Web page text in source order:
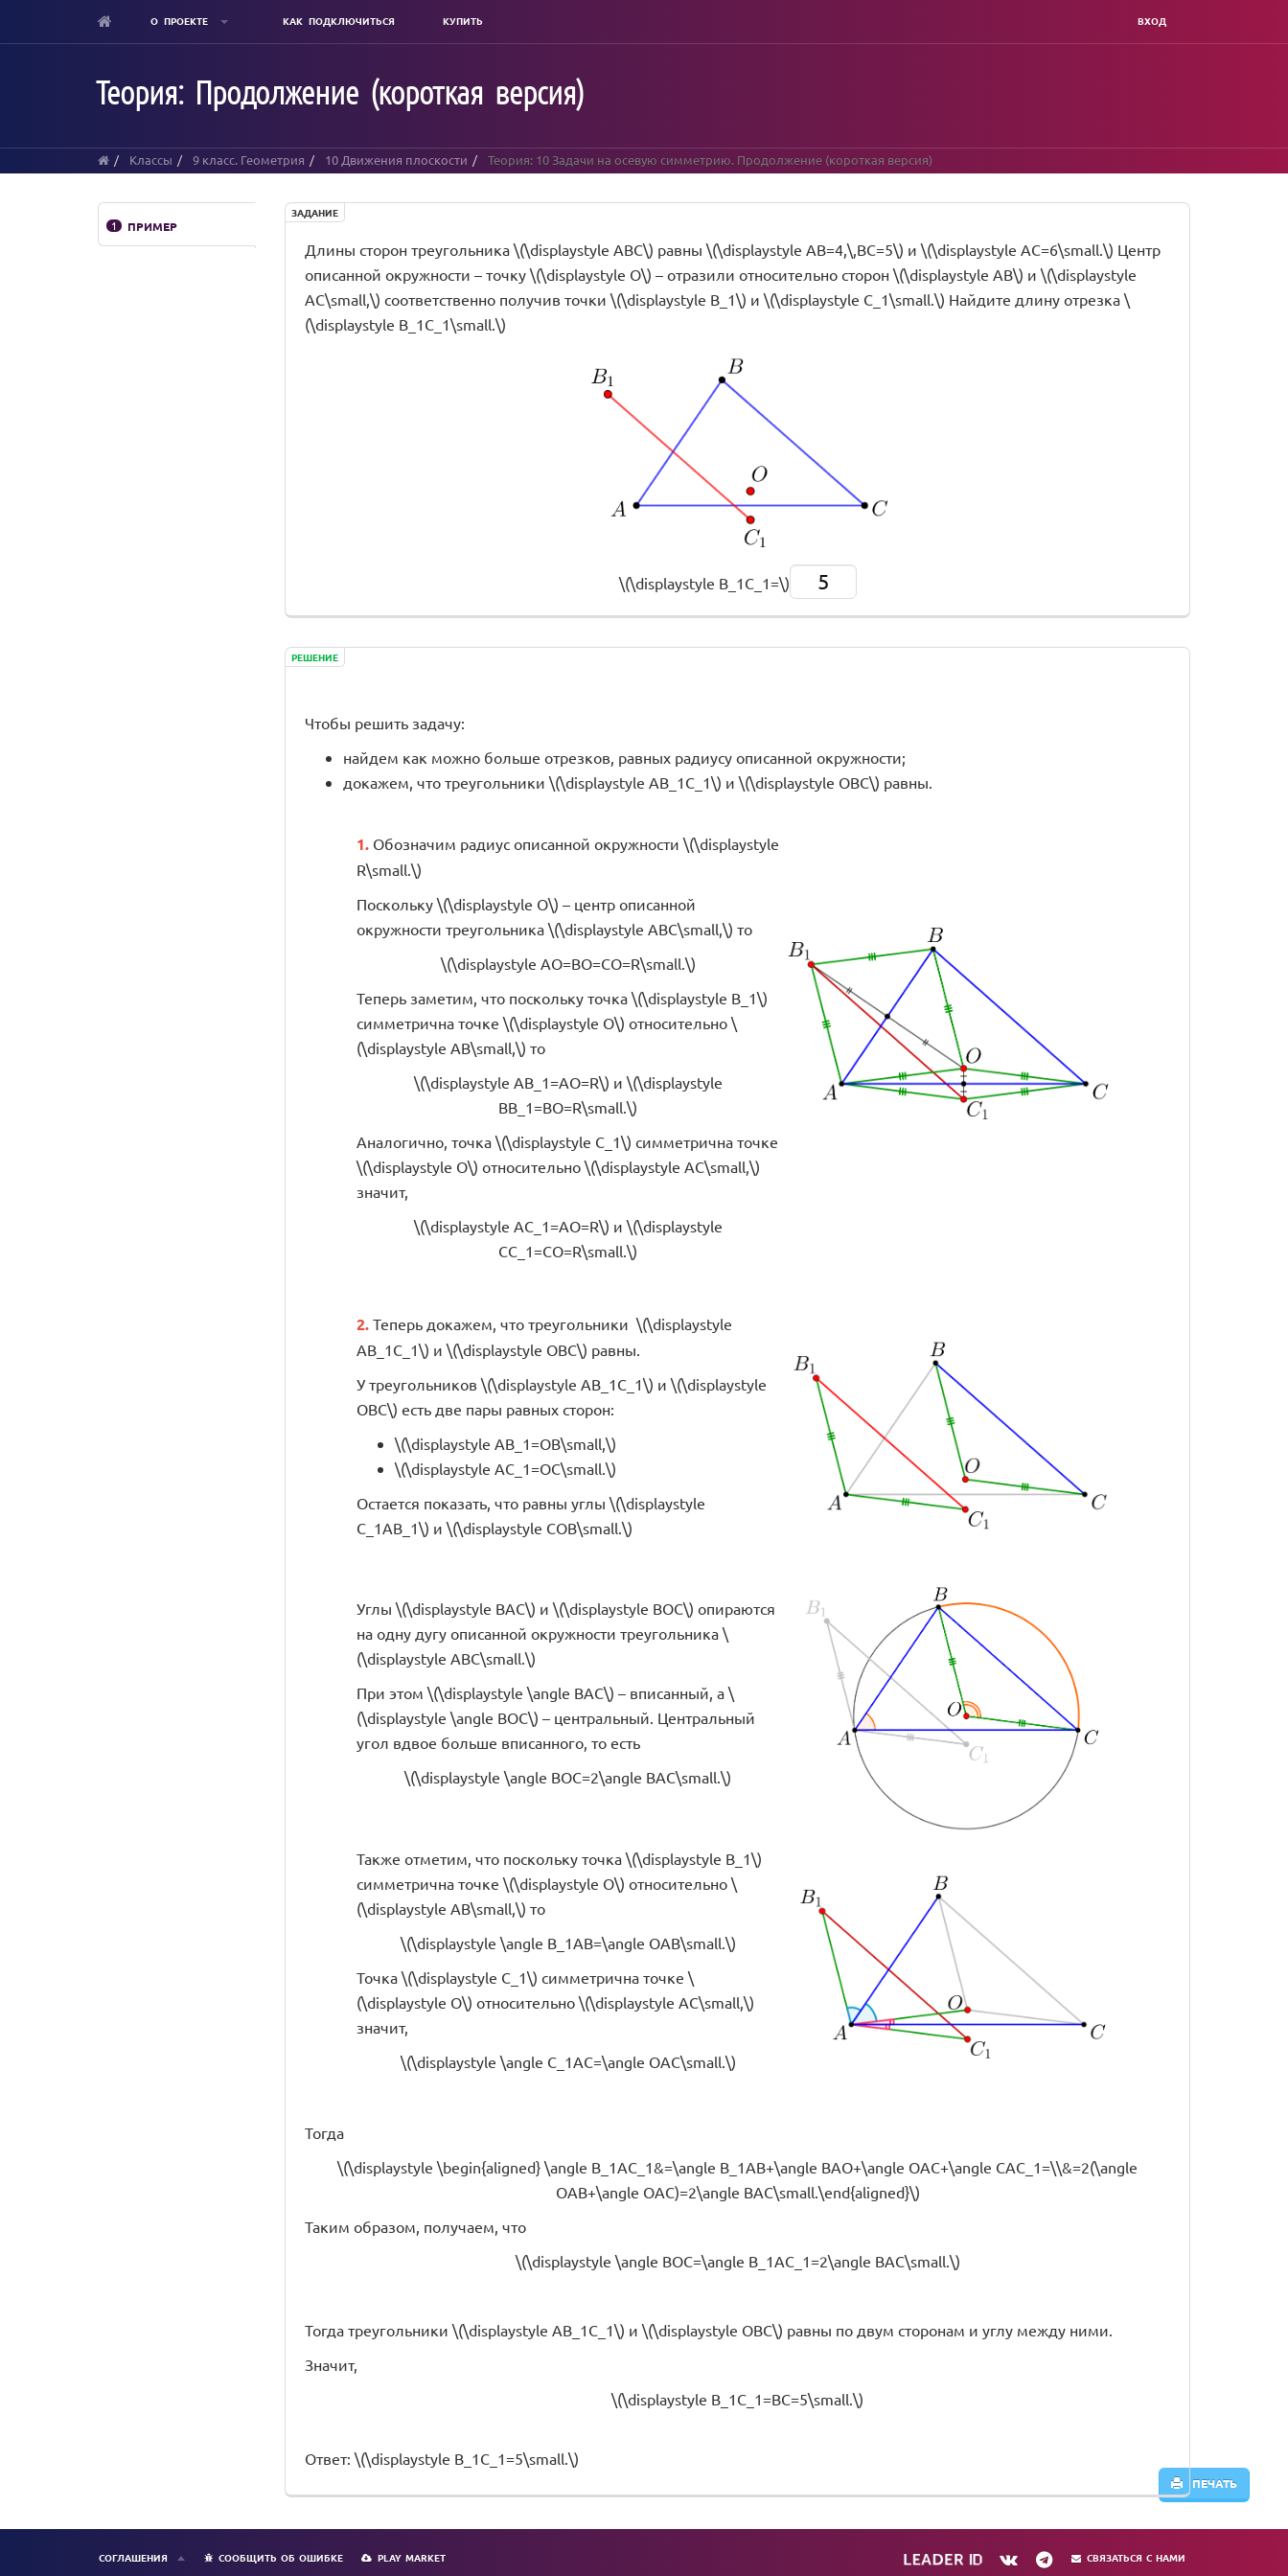
О ПРОЕКТЕ КАК ПОДКЛЮЧИТЬСЯ КУПИТЬ ВХОД
Теория: Продолжение (короткая версия)
Классы 9 класс. Геометрия 10 Движения плоскости Теория: 10 Задачи на осевую симметрию. Продолжение (короткая версия)
ПЕЧАТЬ
1 ПРИМЕР
ЗАДАНИЕ
Длины сторон треугольника \(\displaystyle ABC\) равны \(\displaystyle AB=4,\,BC=5\) и \(\displaystyle AC=6\small.\) Центр
описанной окружности – точку \(\displaystyle O\) – отразили относительно сторон \(\displaystyle AB\) и \(\displaystyle
AC\small,\) соответственно получив точки \(\displaystyle B_1\) и \(\displaystyle C_1\small.\) Найдите длину отрезка \
(\displaystyle B_1C_1\small.\)
\(\displaystyle B_1C_1=\) 5
РЕШЕНИЕ
Чтобы решить задачу:
найдем как можно больше отрезков, равных радиусу описанной окружности;
докажем, что треугольники \(\displaystyle AB_1C_1\) и \(\displaystyle OBC\) равны.
1.Обозначим радиус описанной окружности \(\displaystyle
R\small.\)
Поскольку \(\displaystyle O\) – центр описанной
окружности треугольника \(\displaystyle ABC\small,\) то
\(\displaystyle AO=BO=CO=R\small.\)
Теперь заметим, что поскольку точка \(\displaystyle B_1\)
симметрична точке \(\displaystyle O\) относительно \
(\displaystyle AB\small,\) то
\(\displaystyle AB_1=AO=R\) и \(\displaystyle
BB_1=BO=R\small.\)
Аналогично, точка \(\displaystyle C_1\) симметрична точке
\(\displaystyle O\) относительно \(\displaystyle AC\small,\)
значит,
\(\displaystyle AC_1=AO=R\) и \(\displaystyle
CC_1=CO=R\small.\)
2.Теперь докажем, что треугольники \(\displaystyle
AB_1C_1\) и \(\displaystyle OBC\) равны.
У треугольников \(\displaystyle AB_1C_1\) и \(\displaystyle
OBC\) есть две пары равных сторон:
\(\displaystyle AB_1=OB\small,\)
\(\displaystyle AC_1=OC\small.\)
Остается показать, что равны углы \(\displaystyle
C_1AB_1\) и \(\displaystyle COB\small.\)
Углы \(\displaystyle BAC\) и \(\displaystyle BOC\) опираются
на одну дугу описанной окружности треугольника \
(\displaystyle ABC\small.\)
При этом \(\displaystyle \angle BAC\) – вписанный, а \
(\displaystyle \angle BOC\) – центральный. Центральный
угол вдвое больше вписанного, то есть
\(\displaystyle \angle BOC=2\angle BAC\small.\)
Также отметим, что поскольку точка \(\displaystyle B_1\)
симметрична точке \(\displaystyle O\) относительно \
(\displaystyle AB\small,\) то
\(\displaystyle \angle B_1AB=\angle OAB\small.\)
Точка \(\displaystyle C_1\) симметрична точке \
(\displaystyle O\) относительно \(\displaystyle AC\small,\)
значит,
\(\displaystyle \angle C_1AC=\angle OAC\small.\)
Тогда
\(\displaystyle \begin{aligned} \angle B_1AC_1&=\angle B_1AB+\angle BAO+\angle OAC+\angle CAC_1=\\&=2(\angle
OAB+\angle OAC)=2\angle BAC\small.\end{aligned}\)
Таким образом, получаем, что
\(\displaystyle \angle BOC=\angle B_1AC_1=2\angle BAC\small.\)
Тогда треугольники \(\displaystyle AB_1C_1\) и \(\displaystyle OBC\) равны по двум сторонам и углу между ними.
Значит,
\(\displaystyle B_1C_1=BC=5\small.\)
Ответ: \(\displaystyle B_1C_1=5\small.\)
СОГЛАШЕНИЯ СООБЩИТЬ ОБ ОШИБКЕ PLAY MARKET СВЯЗАТЬСЯ С НАМИ